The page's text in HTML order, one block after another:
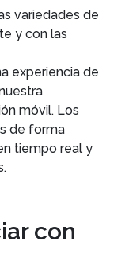
variedades de
y con las
experiencia de
móvil. Los
de forma
tiempo real y
con